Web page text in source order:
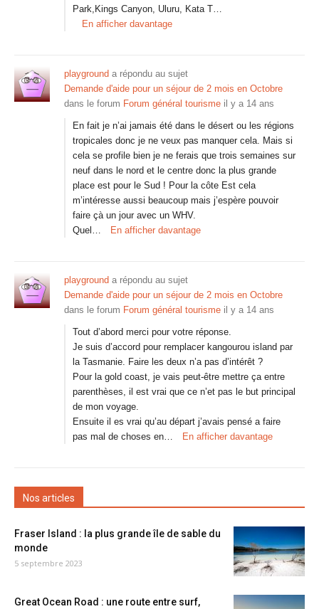
Park,Kings Canyon, Uluru, Kata T…
En afficher davantage
playground a répondu au sujet
Demande d'aide pour un séjour de 2 mois en Octobre
dans le forum Forum général tourisme il y a 14 ans
En fait je n’ai jamais été dans le désert ou les régions
tropicales donc je ne veux pas manquer cela. Mais si
cela se profile bien je ne ferais que trois semaines sur
neuf dans le nord et le centre donc la plus grande
place est pour le Sud ! Pour la côte Est cela
m’intéresse aussi beaucoup mais j’espère pouvoir
faire çà un jour avec un WHV.
Quel…
En afficher davantage
playground a répondu au sujet
Demande d'aide pour un séjour de 2 mois en Octobre
dans le forum Forum général tourisme il y a 14 ans
Tout d’abord merci pour votre réponse.
Je suis d’accord pour remplacer kangourou island par
la Tasmanie. Faire les deux n’a pas d’intérêt ?
Pour la gold coast, je vais peut-être mettre ça entre
parenthèses, il est vrai que ce n’et pas le but principal
de mon voyage.
Ensuite il es vrai qu’au départ j’avais pensé a faire
pas mal de choses en…
En afficher davantage
Nos articles
Fraser Island : la plus grande île de sable du
monde
5 septembre 2023
Great Ocean Road : une route entre surf,